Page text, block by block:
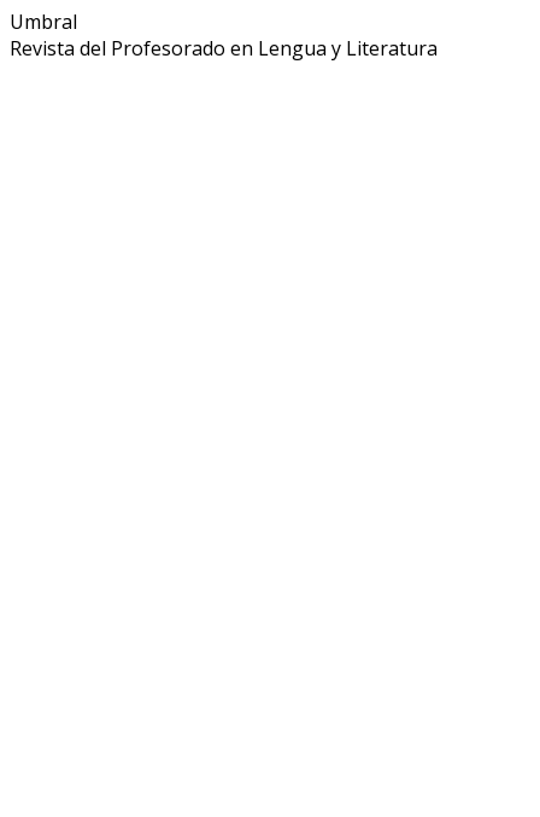
Umbral
Revista del Profesorado en Lengua y Literatura